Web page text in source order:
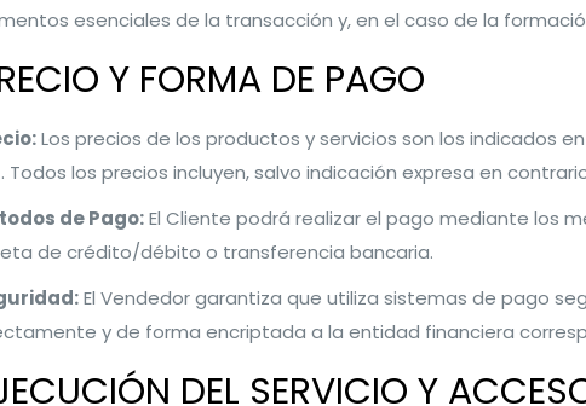
esenciales de la transacción y, en el caso de la
Y FORMA DE PAGO
Los precios de los productos y servicios son los indicados
Todos los precios incluyen, salvo indicación expresa en
de Pago:El Cliente podrá realizar el pago mediante los
de crédito/débito o transferencia bancaria.
El Vendedor garantiza que utiliza sistemas de pago
y de forma encriptada a la entidad financiera
DEL SERVICIO Y